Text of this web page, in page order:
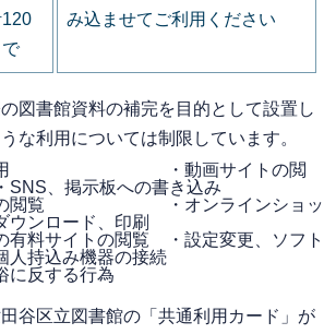
み込ませてご利用ください
図書館資料の補完を目的として設置し
な利用については制限しています。
利用 ・動画サイトの閲
掲示板への書き込み
トの閲覧 ・オンラインショッ
ウンロード、印刷
有料サイトの閲覧 ・設定変更、ソフト
人持込み機器の接続
に反する行為
谷区立図書館の「共通利用カード」が